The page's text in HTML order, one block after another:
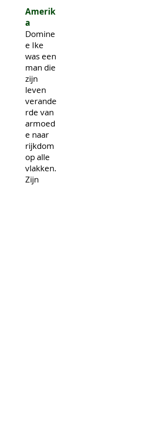
Amerik
a
Domine
e Ike
was een
man die
zijn
leven
verande
rde van
armoed
e naar
rijkdom
op alle
vlakken.
Zijn